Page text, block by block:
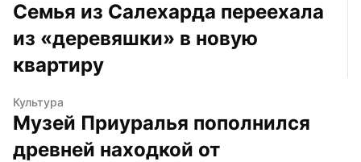
Семья из Салехарда переехала
из «деревяшки» в новую
квартиру
Культура
Музей Приуралья пополнился
древней находкой от